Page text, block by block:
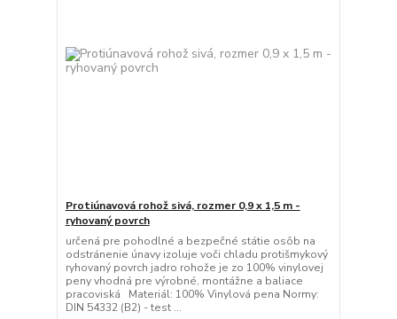
Protiúnavová rohož sivá, rozmer 0,9 x 1,5 m -
ryhovaný povrch
určená pre pohodlné a bezpečné státie osôb na
odstránenie únavy izoluje voči chladu protišmykový
ryhovaný povrch jadro rohože je zo 100% vinylovej
peny vhodná pre výrobné, montážne a baliace
pracoviská Materiál: 100% Vinylová pena Normy:
DIN 54332 (B2) - test ...